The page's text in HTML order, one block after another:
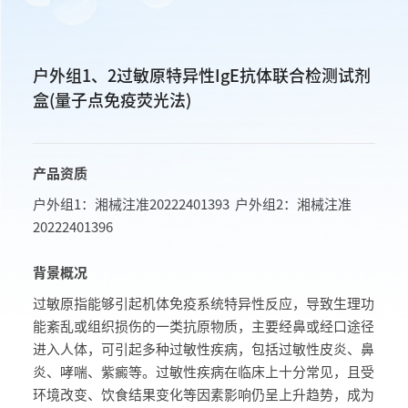
户外组1、2过敏原特异性IgE抗体联合检测试剂
盒(量子点免疫荧光法)
产品资质
户外组1：湘械注准20222401393 户外组2：湘械注准
20222401396
背景概况
过敏原指能够引起机体免疫系统特异性反应，导致生理功
能紊乱或组织损伤的一类抗原物质，主要经鼻或经口途径
进入人体，可引起多种过敏性疾病，包括过敏性皮炎、鼻
炎、哮喘、紫癜等。过敏性疾病在临床上十分常见，且受
环境改变、饮食结果变化等因素影响仍呈上升趋势，成为